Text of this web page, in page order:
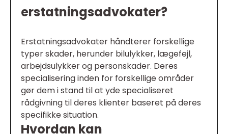
erstatningsadvokater?
Erstatningsadvokater håndterer forskellige
typer skader, herunder bilulykker, lægefejl,
arbejdsulykker og personskader. Deres
specialisering inden for forskellige områder
gør dem i stand til at yde specialiseret
rådgivning til deres klienter baseret på deres
specifikke situation.
Hvordan kan